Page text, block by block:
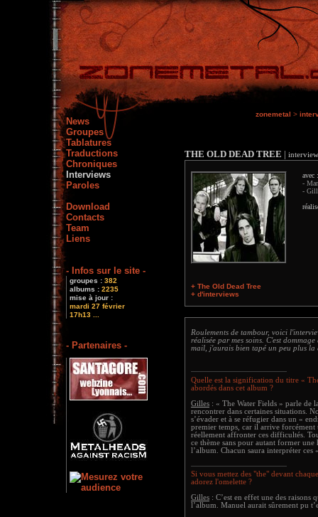
News
Groupes
Tablatures
Traductions
Chroniques
Interviews
Paroles
Download
Contacts
Team
Liens
- Infos sur le site -
groupes : 382
albums : 2235
mise à jour :
mardi 27 février
17h13 ...
- Partenaires -
zonemetal >
THE OLD DEAD TREE |
+ The Old Dead Tree
+ d'interviews
avec :
-
-
Roulements de tambour, voici
réalisée par mes soins. C'est
mail, j'aurais bien tapé un peu plus la
Quelle est la signification du titre «
abordés dans cet album ?
Gilles : « The Water Fields » parle de
rencontrer dans certaines situations.
s’évader et à se réfugier dans un «
premier temps, car il arrive
réellement affronter ces difficultés.
ce thème sans pour autant former
l’album. Chacun saura interpréter ces
Si vous mettez des "the" devant
adorez l'omelette ?
Gilles : C’est en effet une des
l’album. Manuel aurait sûrement pu